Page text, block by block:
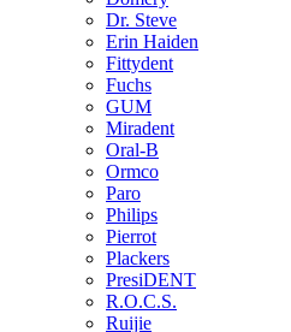
Dr. Steve
Erin Haiden
Fittydent
Fuchs
GUM
Miradent
Oral-B
Ormco
Paro
Philips
Pierrot
Plackers
PresiDENT
R.O.C.S.
Ruijie